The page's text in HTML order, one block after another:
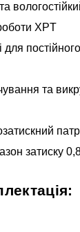
XPT
для
та
затиску